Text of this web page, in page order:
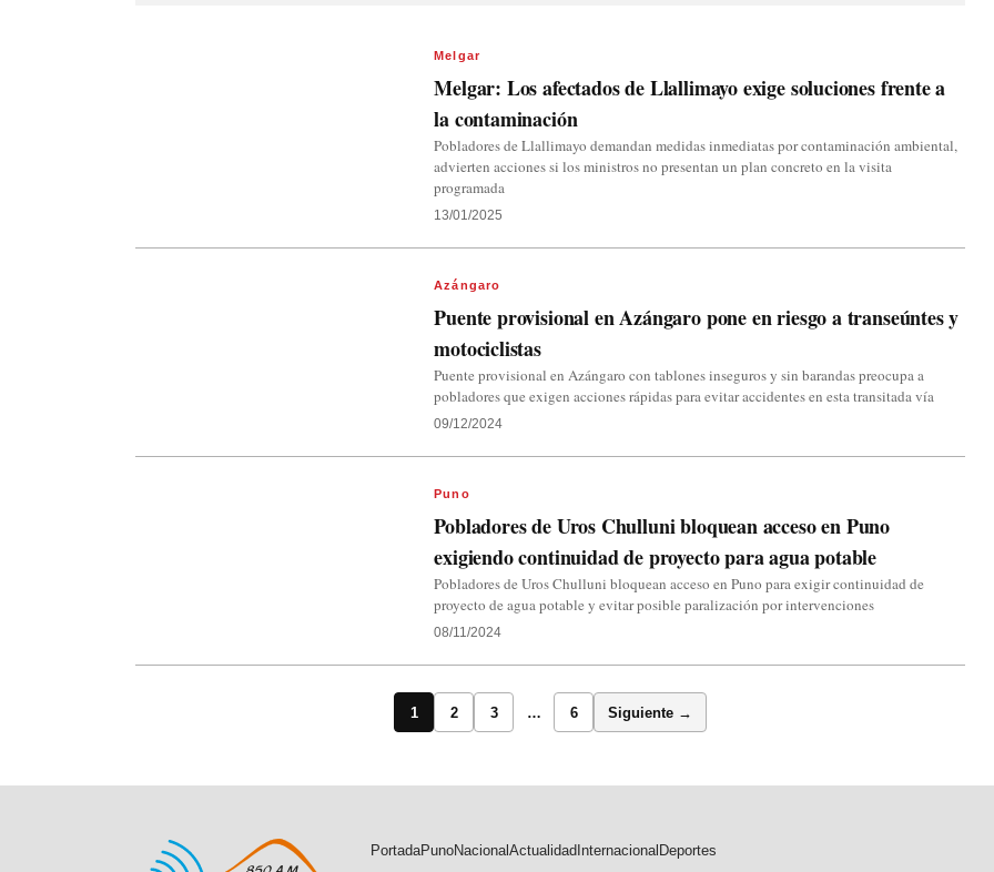
Melgar
Melgar: Los afectados de Llallimayo exige soluciones frente a
la contaminación
Pobladores de Llallimayo demandan medidas inmediatas por contaminación ambiental,
advierten acciones si los ministros no presentan un plan concreto en la visita
programada
13/01/2025
Azángaro
Puente provisional en Azángaro pone en riesgo a transeúntes y
motociclistas
Puente provisional en Azángaro con tablones inseguros y sin barandas preocupa a
pobladores que exigen acciones rápidas para evitar accidentes en esta transitada vía
09/12/2024
Puno
Pobladores de Uros Chulluni bloquean acceso en Puno
exigiendo continuidad de proyecto para agua potable
Pobladores de Uros Chulluni bloquean acceso en Puno para exigir continuidad de
proyecto de agua potable y evitar posible paralización por intervenciones
08/11/2024
1 2 3 … 6 Siguiente →
PortadaPunoNacionalActualidad Internacional Deportes